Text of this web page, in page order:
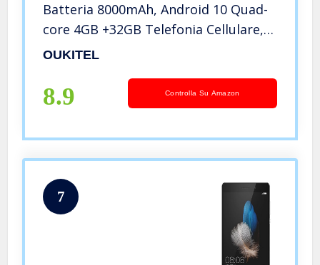
Batteria 8000mAh, Android 10 Quad-
core 4GB +32GB Telefonia Cellulare,
IP68 Antiurto Telefono Robusto,
Smartphone, Dual SIM/OTG/GPS
OUKITEL
8.9 Controlla Su Amazon
7